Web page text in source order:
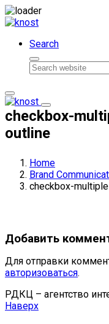
Skip to content
Search
checkbox-
outline
Home
Brand
checkbox-
Добавить
Для отправки
авторизоваться.
РДКЦ – агентство
Наверх